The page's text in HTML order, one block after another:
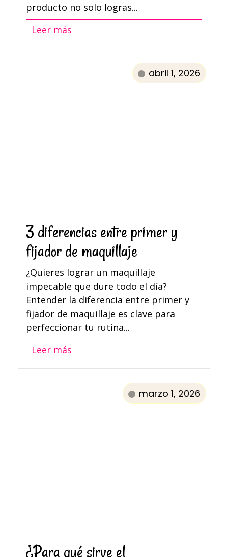
producto no solo logras...
Leer más
3 diferencias entre primer y
fijador de maquillaje​
abril 1, 2026
¿Quieres lograr un maquillaje
impecable que dure todo el día?
Entender la diferencia entre primer y
fijador de maquillaje es clave para
perfeccionar tu rutina...
Leer más
¿Para qué sirve el
marzo 1, 2026